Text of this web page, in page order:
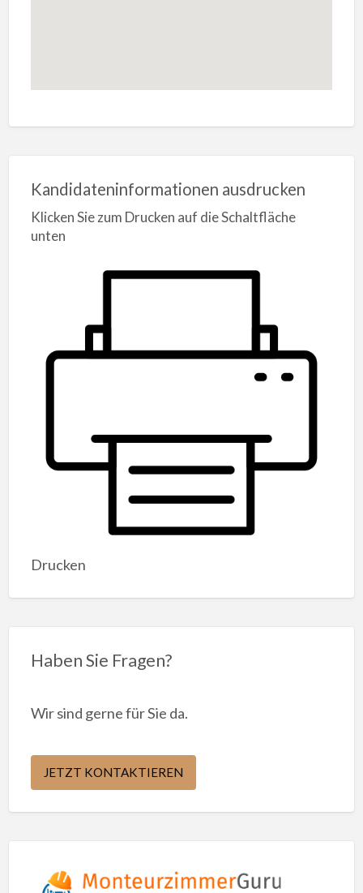
Kandidateninformationen ausdrucken
Klicken Sie zum Drucken auf die Schaltfläche
unten
Drucken
Haben Sie Fragen?
Wir sind gerne für Sie da.
JETZT KONTAKTIEREN